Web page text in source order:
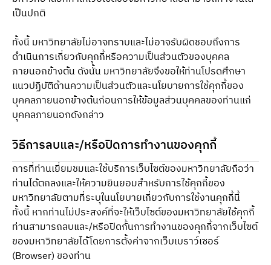
เป็นปกติ
ทั้งนี้ มหาวิทยาลัยไม่อาจทราบและไม่อาจรับผิดชอบถึงการ
ดำเนินการเกี่ยวกับคุกกี้หรือความเป็นส่วนตัวของบุคคล
ภายนอกข้างต้น ดังนั้น มหาวิทยาลัยจึงขอให้ท่านโปรดศึกษา
แนวปฏิบัติด้านความเป็นส่วนตัวและนโยบายการใช้คุกกี้ของ
บุคคลภายนอกข้างต้นก่อนการให้ข้อมูลส่วนบุคคลของท่านแก่
บุคคลภายนอกดังกล่าว
วิธีการลบและ/หรือปิดการทำงานของคุกกี้
การที่ท่านเยี่ยมชมและใช้บริการเว็บไซต์ของมหาวิทยาลัยถือว่า
ท่านได้ตกลงและให้ความยินยอมสำหรับการใช้คุกกี้ของ
มหาวิทยาลัยตามที่ระบุในนโยบายเกี่ยวกับการใช้งานคุกกี้นี้
ทั้งนี้ หากท่านไม่ประสงค์ที่จะให้เว็บไซต์ของมหาวิทยาลัยใช้คุกกี้
ท่านสามารถลบและ/หรือปิดกั้นการทำงานของคุกกี้จากเว็บไซต์
ของมหาวิทยาลัยได้โดยการตั้งค่าจากเว็บเบราว์เซอร์
(Browser) ของท่าน